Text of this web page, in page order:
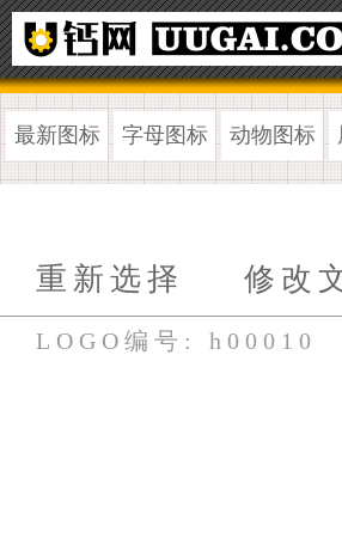
最新图标 字母图标 动物图标
重新选择 修改
LOGO编号: h00010